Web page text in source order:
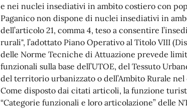
e nei nuclei insediativi in ambito costiero con
Paganico non dispone di nuclei insediativi in
dell’articolo 21, comma 4, teso a consentire
rurali", l’adottato Piano Operativo al Titolo VIII
delle Norme Tecniche di Attuazione prevede
funzionali sulla base dell’UTOE, del Tessuto
del territorio urbanizzato o dell’Ambito Rurale
Come disposto dai citati articoli, la funzione
“Categorie funzionali e loro articolazione” delle